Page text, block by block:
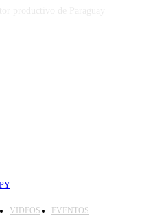
VIDEOS
EVENTOS